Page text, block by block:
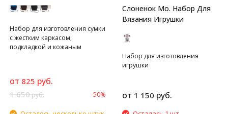
Набор для изготовления сумки
с жестким каркасом,
подкладкой и кожаным
от 825 руб.
1 650руб. -50%
Слоненок Мо. Набор Для
Вязания Игрушки
Набор для изготовления
игрушки
от 1 150 руб.